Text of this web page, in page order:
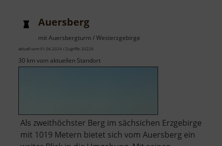
Auersberg
mit Auersbergturm / Westerzgebirge
aktuell vom 01.06.2024 / Zugriffe: 20226
30 km vom aktuellen Standort
Als zweithöchster Berg im sächsichen Erzgebirge
mit 1019 Metern bietet sich vom Auersberg ein